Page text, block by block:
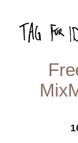
Inhalt
springen